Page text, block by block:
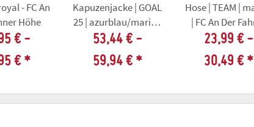
- FC An
Höhe
€ -
€ *
Kapuzenjacke | GOAL
25 | azurblau/marine
| FC An Der Fahner
Höhe
53,44 € -
59,94 € *
Hose | TEAM |
| FC An Der
Höhe
23,99 € -
30,49 € *